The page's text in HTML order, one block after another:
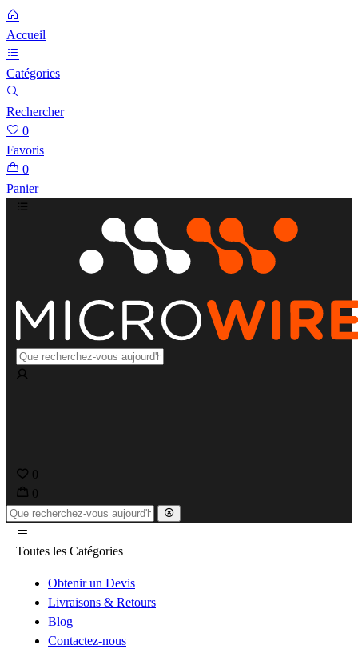
Accueil
Catégories
Rechercher
0
Favoris
0
Panier
0
0
Toutes les Catégories
Obtenir un Devis
Livraisons & Retours
Blog
Contactez-nous